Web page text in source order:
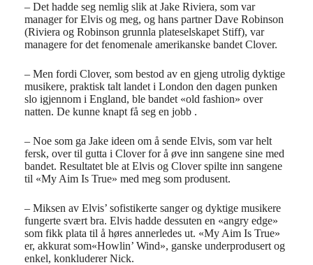
– Det hadde seg nemlig slik at Jake Riviera, som var
manager for Elvis og meg, og hans partner Dave Robinson
(Riviera og Robinson grunnla plateselskapet Stiff), var
managere for det fenomenale amerikanske bandet Clover.
– Men fordi Clover, som bestod av en gjeng utrolig dyktige
musikere, praktisk talt landet i London den dagen punken
slo igjennom i England, ble bandet «old fashion» over
natten. De kunne knapt få seg en jobb .
– Noe som ga Jake ideen om å sende Elvis, som var helt
fersk, over til gutta i Clover for å øve inn sangene sine med
bandet. Resultatet ble at Elvis og Clover spilte inn sangene
til «My Aim Is True» med meg som produsent.
– Miksen av Elvis’ sofistikerte sanger og dyktige musikere
fungerte svært bra. Elvis hadde dessuten en «angry edge»
som fikk plata til å høres annerledes ut. «My Aim Is True»
er, akkurat som«Howlin’ Wind», ganske underprodusert og
enkel, konkluderer Nick.